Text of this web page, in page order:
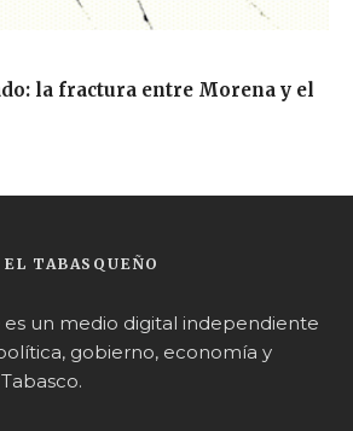
la fractura entre Morena y el
EL TABASQUEÑO
es un medio digital independiente
gobierno, economía y